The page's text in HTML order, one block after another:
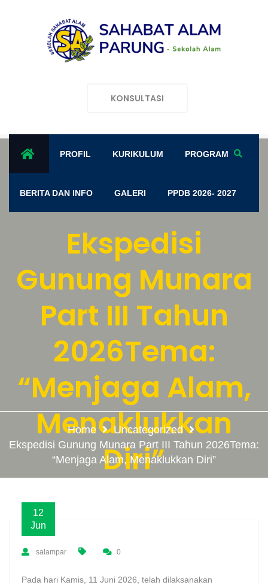
KONSULTASI
PROFIL KURIKULUM PROGRAM
BERITA DAN INFO GALERI PPDB 2026- 2027
Ekspedisi
Gunung Munara
Part III Tahun
2026Tema:
“Menjaga Alam,
Menaklukkan
Diri”
Home
Uncategorized
Ekspedisi Gunung Munara Part III Tahun 2026Tema:
“Menjaga Alam, Menaklukkan Diri”
12
Jun
salampar 0
Pada hari Kamis, 11 Juni 2026, telah dilaksanakan